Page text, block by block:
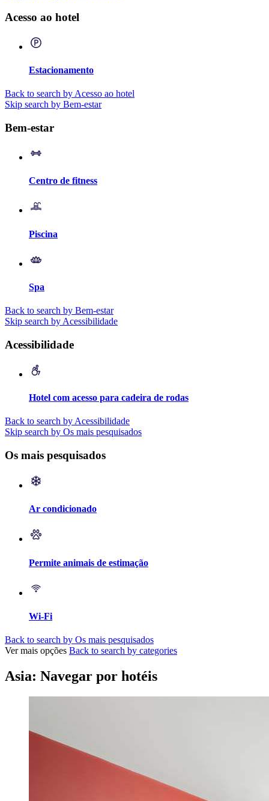
Acesso ao hotel
Estacionamento
Back to search by Acesso ao hotel
Skip search by Bem-estar
Bem-estar
Centro de fitness
Piscina
Spa
Back to search by Bem-estar
Skip search by Acessibilidade
Acessibilidade
Hotel com acesso para cadeira de rodas
Back to search by Acessibilidade
Skip search by Os mais pesquisados
Os mais pesquisados
Ar condicionado
Permite animais de estimação
Wi-Fi
Back to search by Os mais pesquisados
Ver mais opções Back to search by categories
Asia: Navegar por hotéis